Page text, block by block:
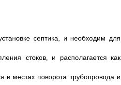
септика, и необходим для
стоков, и располагается как
в местах поворота трубопровода и